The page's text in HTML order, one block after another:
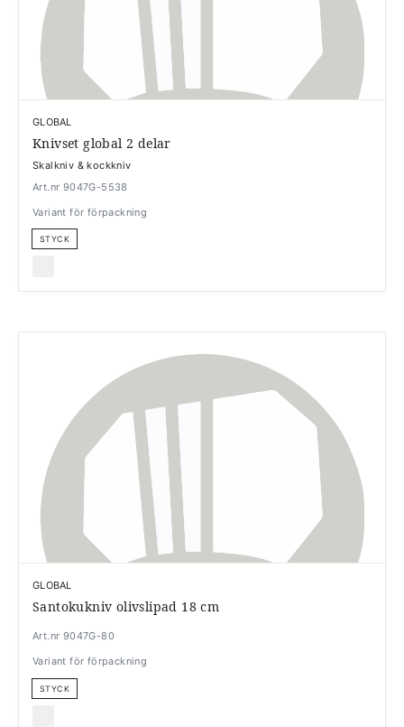
GLOBAL
Knivset global 2 delar
Skalkniv & kockkniv
Art.nr 9047G-5538
Variant för förpackning
STYCK
GLOBAL
Santokukniv olivslipad 18 cm
Art.nr 9047G-80
Variant för förpackning
STYCK